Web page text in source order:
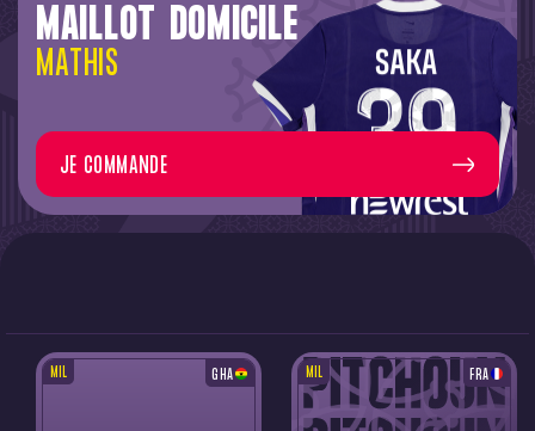
MAILLOT DOMICILE
MATHIS
JE COMMANDE
MIL GHA MIL FRA